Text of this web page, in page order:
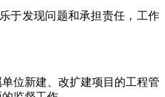
发现问题和承担责任，工作
新建、改扩建项目的工程管